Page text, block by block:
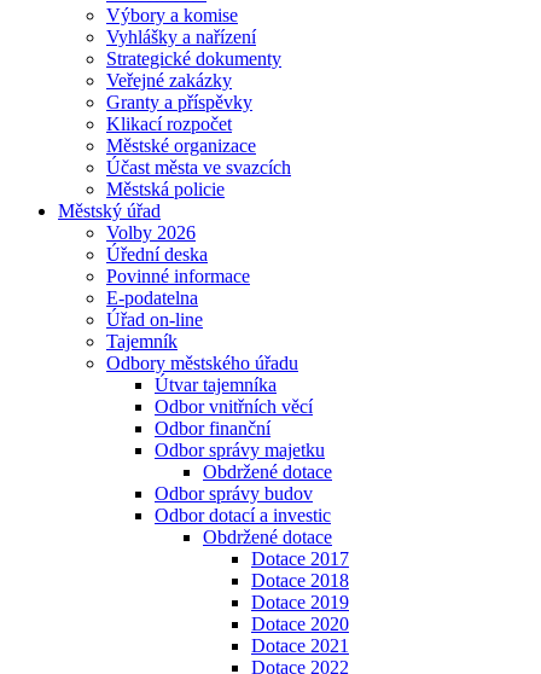
Výbory a komise
Vyhlášky a nařízení
Strategické dokumenty
Veřejné zakázky
Granty a příspěvky
Klikací rozpočet
Městské organizace
Účast města ve svazcích
Městská policie
Městský úřad
Volby 2026
Úřední deska
Povinné informace
E-podatelna
Úřad on-line
Tajemník
Odbory městského úřadu
Útvar tajemníka
Odbor vnitřních věcí
Odbor finanční
Odbor správy majetku
Obdržené dotace
Odbor správy budov
Odbor dotací a investic
Obdržené dotace
Dotace 2017
Dotace 2018
Dotace 2019
Dotace 2020
Dotace 2021
Dotace 2022